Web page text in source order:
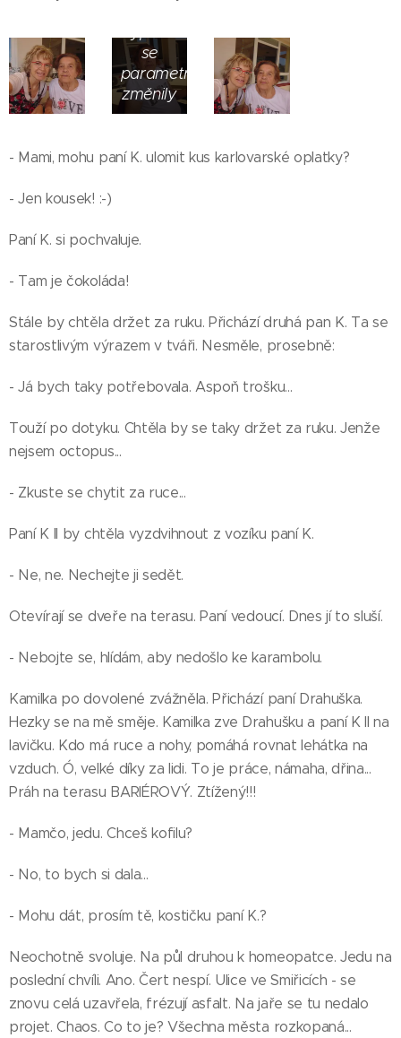
se
parametry
změnily
- Mami, mohu paní K. ulomit kus karlovarské oplatky?
- Jen kousek! :-)
Paní K. si pochvaluje.
- Tam je čokoláda!
Stále by chtěla držet za ruku. Přichází druhá pan K. Ta se
starostlivým výrazem v tváři. Nesměle, prosebně:
- Já bych taky potřebovala. Aspoň trošku...
Touží po dotyku. Chtěla by se taky držet za ruku. Jenže
nejsem octopus...
- Zkuste se chytit za ruce...
Paní K II by chtěla vyzdvihnout z vozíku paní K.
- Ne, ne. Nechejte ji sedět.
Otevírají se dveře na terasu. Paní vedoucí. Dnes jí to sluší.
- Nebojte se, hlídám, aby nedošlo ke karambolu.
Kamilka po dovolené zvážněla. Přichází paní Drahuška.
Hezky se na mě směje. Kamilka zve Drahušku a paní K II na
lavičku. Kdo má ruce a nohy, pomáhá rovnat lehátka na
vzduch. Ó, velké díky za lidi. To je práce, námaha, dřina...
Práh na terasu BARIÉROVÝ. Ztížený!!!
- Mamčo, jedu. Chceš kofilu?
- No, to bych si dala...
- Mohu dát, prosím tě, kostičku paní K.?
Neochotně svoluje. Na půl druhou k homeopatce. Jedu na
poslední chvíli. Ano. Čert nespí. Ulice ve Smiřicích - se
znovu celá uzavřela, frézují asfalt. Na jaře se tu nedalo
projet. Chaos. Co to je? Všechna města rozkopaná...